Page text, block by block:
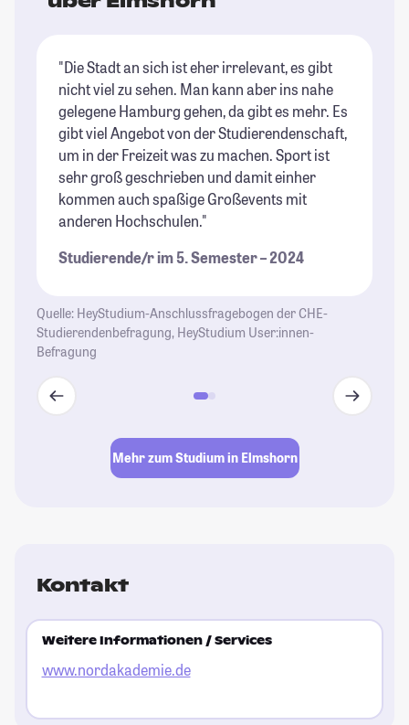
"Die Stadt an sich ist eher irrelevant, es gibt
nicht viel zu sehen. Man kann aber ins nahe
gelegene Hamburg gehen, da gibt es mehr. Es
gibt viel Angebot von der Studierendenschaft,
um in der Freizeit was zu machen. Sport ist
sehr groß geschrieben und damit einher
kommen auch spaßige Großevents mit
anderen Hochschulen."
Studierende/r im 5. Semester – 2024
Quelle: HeyStudium-Anschlussfragebogen der CHE-
Studierendenbefragung, HeyStudium User:innen-
Befragung
Mehr zum Studium in Elmshorn
Kontakt
Weitere Informationen / Services
www.nordakademie.de